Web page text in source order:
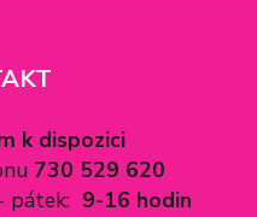
k dispozici
730 529 620
pátek: 9-16 hodin